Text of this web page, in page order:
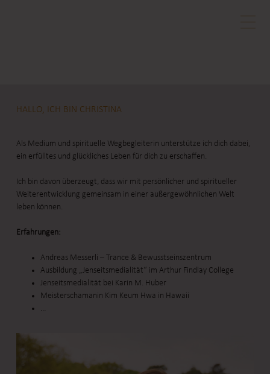
HALLO, ICH BIN CHRISTINA
Als Medium und spirituelle Wegbegleiterin unterstütze ich dich dabei,
ein erfülltes und glückliches Leben für dich zu erschaffen.
Ich bin davon überzeugt, dass wir mit persönlicher und spiritueller
Weiterentwicklung gemeinsam in einer außergewöhnlichen Welt
leben können.
Erfahrungen:
Andreas Messerli – Trance & Bewusstseinszentrum
Ausbildung „Jenseitsmedialität“ im Arthur Findlay College
Jenseitsmedialität bei Karin M. Huber
Meisterschamanin Kim Keum Hwa in Hawaii
…